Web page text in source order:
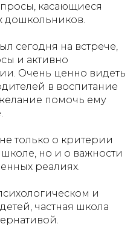
касающиеся
дошкольников.
сегодня на встрече,
и активно
Очень ценно видеть
в воспитание
помочь ему
только о критерии
но и о важности
реалиях.
и
частная школа